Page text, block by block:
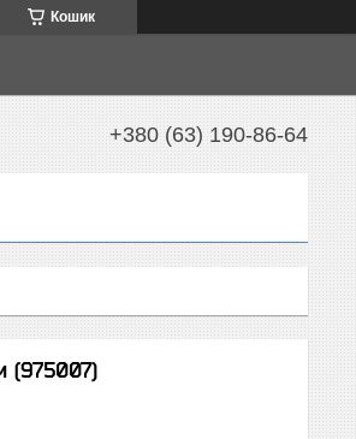
Кошик
+380 (63) 190-86-64
(975007)